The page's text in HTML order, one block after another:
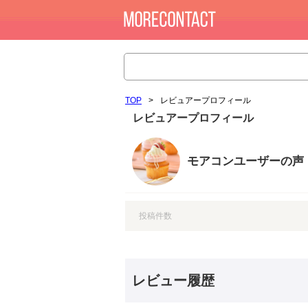
TOP > レビュアープロフィール
レビュアープロフィール
モアコンユーザーの声
投稿件数
レビュー履歴